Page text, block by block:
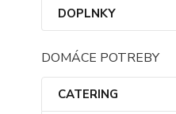
DOPLNKY
DOMÁCE POTREBY
CATERING